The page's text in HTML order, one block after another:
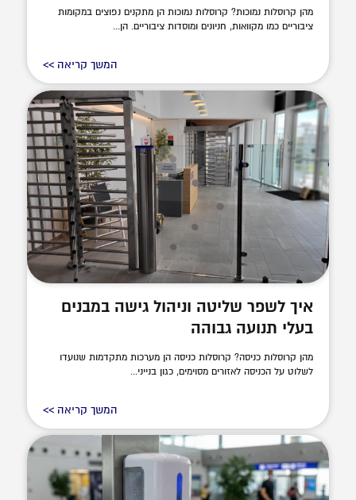
מהן קרוסלות נמוכות? קרוסלות נמוכות הן מתקנים נפוצים במקומות
ציבוריים כמו מקוואות, חניונים ומוסדות ציבוריים. הן...
המשך קריאה >>
איך לשפר שליטה וניהול גישה במבנים
בעלי תנועה גבוהה
מהן קרוסלות כניסה? קרוסלות כניסה הן מערכות מתקדמות שנועדו
לשלוט על הכניסה לאזורים מסוימים, כגון בנייני...
המשך קריאה >>